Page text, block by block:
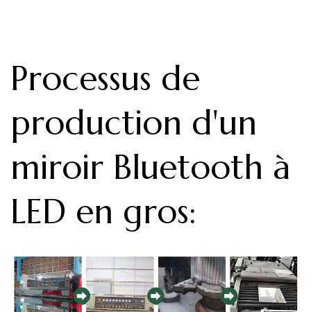
Processus de
production d'un
miroir Bluetooth à
LED en gros: